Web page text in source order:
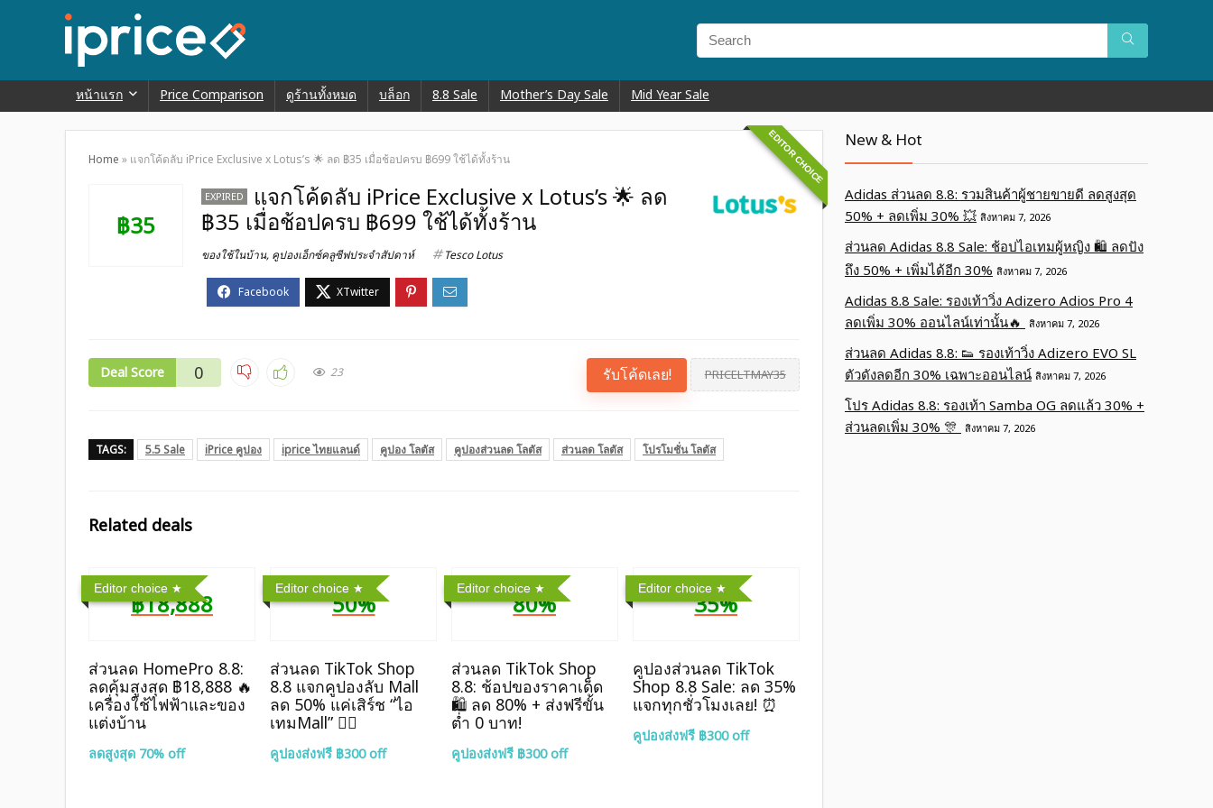
หน้าแรก Price Comparison ดูร้านทั้งหมด บล็อก 8.8 Sale Mother’s Day Sale Mid Year Sale
Home » แจกโค้ดลับ iPrice Exclusive x Lotus’s 🌟 ลด ฿35 เมื่อช้อปครบ ฿699 ใช้ได้ทั้งร้าน EDITOR CHOICE
฿35
EXPIRED
แจกโค้ดลับ iPrice Exclusive x Lotus’s 🌟 ลด
฿35 เมื่อช้อปครบ ฿699 ใช้ได้ทั้งร้าน
ของใช้ในบ้าน, คูปองเอ็กซ์คลูซีฟประจำสัปดาห์ Tesco Lotus
Deal Score 0 23 รับโค้ดเลย! PRICELTMAY35
TAGS: 5.5 Sale iPrice คูปอง iprice ไทยแลนด์ คูปอง โลตัส คูปองส่วนลด โลตัส ส่วนลด โลตัส โปรโมชั่น โลตัส
Related deals
Editor choice
฿18,888
ส่วนลด HomePro 8.8:
ลดคุ้มสูงสุด ฿18,888 🔥
เครื่องใช้ไฟฟ้าและของ
แต่งบ้าน
ลดสูงสุด 70% off
Editor choice
50%
ส่วนลด TikTok Shop
8.8 แจกคูปองลับ Mall
ลด 50% แค่เสิร์ช “ไอ
เทมMall” ❤️‍🔥
คูปองส่งฟรี ฿300 off
Editor choice
80%
ส่วนลด TikTok Shop
8.8: ช้อปของราคาเด็ด
🛍️ ลด 80% + ส่งฟรีขั้น
ต่ำ 0 บาท!
คูปองส่งฟรี ฿300 off
Editor choice
35%
คูปองส่วนลด TikTok
Shop 8.8 Sale: ลด 35%
แจกทุกชั่วโมงเลย! ⏰
คูปองส่งฟรี ฿300 off
New & Hot
Adidas ส่วนลด 8.8: รวมสินค้าผู้ชายขายดี ลดสูงสุด
50% + ลดเพิ่ม 30% 💥 สิงหาคม 7, 2026
ส่วนลด Adidas 8.8 Sale: ช้อปไอเทมผู้หญิง 🛍️ ลดปัง
ถึง 50% + เพิ่มได้อีก 30% สิงหาคม 7, 2026
Adidas 8.8 Sale: รองเท้าวิ่ง Adizero Adios Pro 4
ลดเพิ่ม 30% ออนไลน์เท่านั้น🔥
สิงหาคม 7, 2026
ส่วนลด Adidas 8.8: 👟 รองเท้าวิ่ง Adizero EVO SL
ตัวดังลดอีก 30% เฉพาะออนไลน์ สิงหาคม 7, 2026
โปร Adidas 8.8: รองเท้า Samba OG ลดแล้ว 30% +
ส่วนลดเพิ่ม 30% 🎊 สิงหาคม 7, 2026